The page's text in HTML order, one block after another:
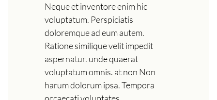
Neque et inventore enim hic
voluptatum. Perspiciatis
doloremque ad eum autem.
Ratione similique velit impedit
aspernatur. unde quaerat
voluptatum omnis. at non Non
harum dolorum ipsa. Tempora